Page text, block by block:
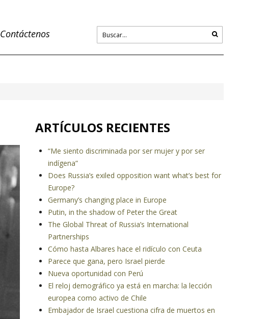
Contáctenos
ARTÍCULOS RECIENTES
“Me siento discriminada por ser mujer y por ser
indígena”
Does Russia’s exiled opposition want what’s best for
Europe?
Germany’s changing place in Europe
Putin, in the shadow of Peter the Great
The Global Threat of Russia’s International
Partnerships
Cómo hasta Albares hace el ridículo con Ceuta
Parece que gana, pero Israel pierde
Nueva oportunidad con Perú
El reloj demográfico ya está en marcha: la lección
europea como activo de Chile
Embajador de Israel cuestiona cifra de muertos en